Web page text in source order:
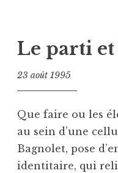
Le parti
23 août 1995
Que faire ou les
au sein d’une
Bagnolet, pose
identitaire, qui